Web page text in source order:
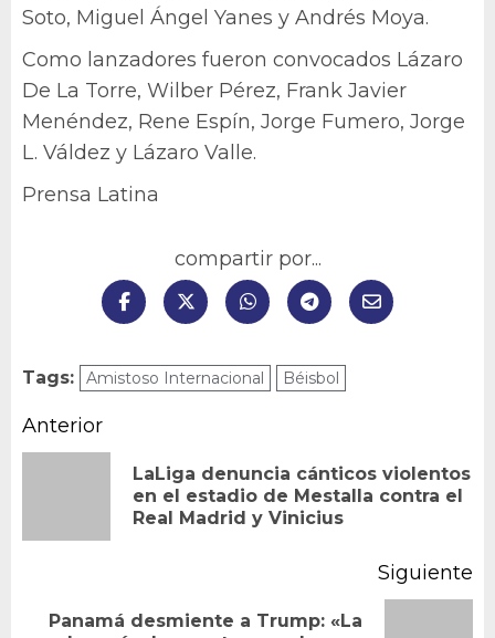
Soto, Miguel Ángel Yanes y Andrés Moya.
Como lanzadores fueron convocados Lázaro
De La Torre, Wilber Pérez, Frank Javier
Menéndez, Rene Espín, Jorge Fumero, Jorge
L. Váldez y Lázaro Valle.
Prensa Latina
compartir por...
Tags: Amistoso Internacional Béisbol
Navegación
entradas
Anterior
LaLiga denuncia cánticos violentos
en el estadio de Mestalla contra el
Real Madrid y Vinicius
Siguiente
Panamá desmiente a Trump: «La